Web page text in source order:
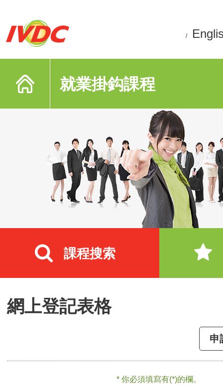
/
就業掛鈎課程
課程搜索
網上登記表格
申
* 你必須填寫有(*)的欄。